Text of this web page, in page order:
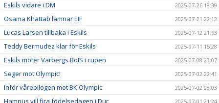
Eskils vidare i DM 2025-07-26 18:39
Osama Khattab lämnar EIF 2025-07-21 22:12
Lucas Larsen tillbaka i Eskils 2025-07-12 21:53
Teddy Bermudez klar för Eskils 2025-07-11 15:28
Eskils möter Varbergs BoIS i cupen 2025-07-08 23:07
Seger mot Olympic! 2025-07-02 22:41
Inför vårepilogen mot BK Olympic 2025-07-02 08:03
Hampus vill fira födelsedagen i Dur 2025-07-01 21:24